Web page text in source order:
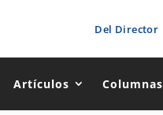
Del Director
Artículos Columnas